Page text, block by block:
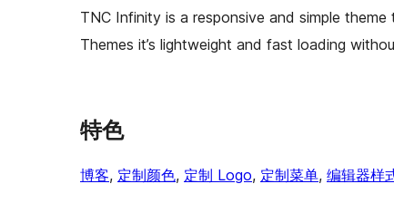
TNC Infinity is a responsive and simple
Themes it’s lightweight and fast loading
特色
博客, 定制颜色, 定制 Logo, 定制菜单, 编辑器样